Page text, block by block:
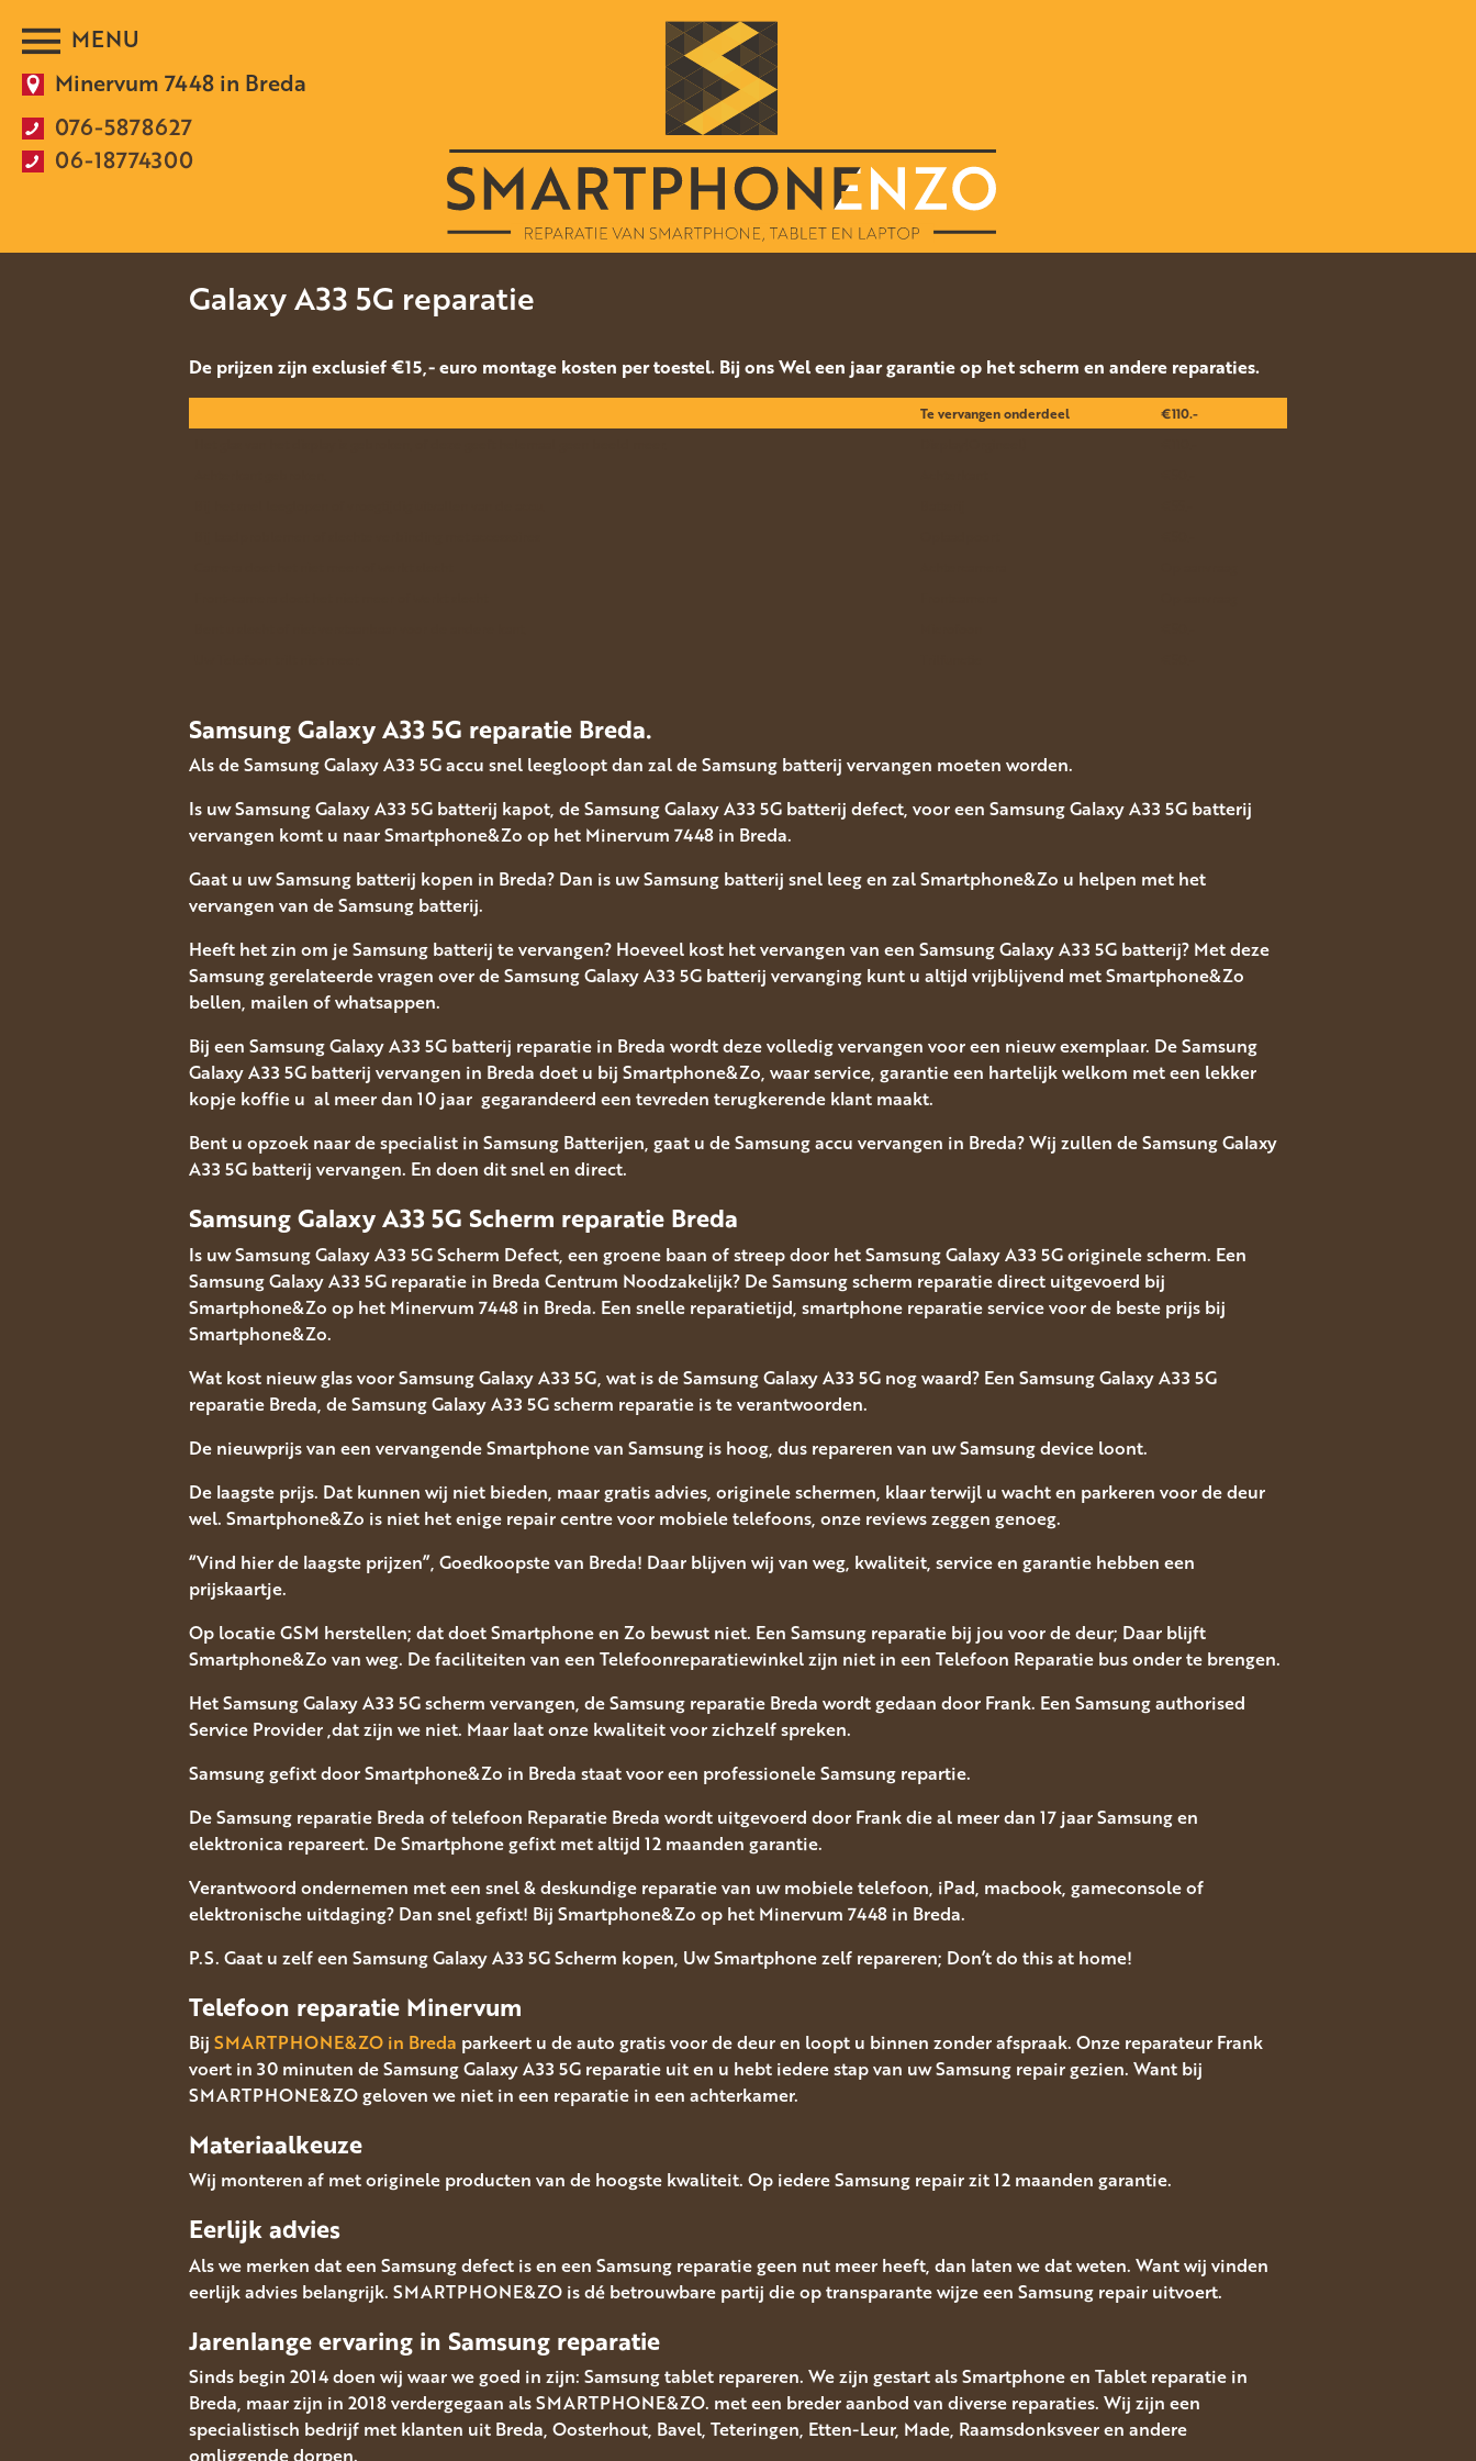
Minervum 7448 in Breda
076-5878627
06-18774300
Galaxy A33 5G reparatie
De prijzen zijn exclusief €15,- euro montage kosten per toestel. Bij ons Wel een jaar garantie op het scherm en andere reparaties.
Te vervangen onderdeel
€110.-
Samsung Galaxy A33 5G reparatie Breda.
Als de Samsung Galaxy A33 5G accu snel leegloopt dan zal de Samsung batterij vervangen moeten worden.
Is uw Samsung Galaxy A33 5G batterij kapot, de Samsung Galaxy A33 5G batterij defect, voor een Samsung Galaxy A33 5G batterij
vervangen komt u naar Smartphone&Zo op het Minervum 7448 in Breda.
Gaat u uw Samsung batterij kopen in Breda? Dan is uw Samsung batterij snel leeg en zal Smartphone&Zo u helpen met het
vervangen van de Samsung batterij.
Heeft het zin om je Samsung batterij te vervangen? Hoeveel kost het vervangen van een Samsung Galaxy A33 5G batterij? Met deze
Samsung gerelateerde vragen over de Samsung Galaxy A33 5G batterij vervanging kunt u altijd vrijblijvend met Smartphone&Zo
bellen, mailen of whatsappen.
Bij een Samsung Galaxy A33 5G batterij reparatie in Breda wordt deze volledig vervangen voor een nieuw exemplaar. De Samsung
Galaxy A33 5G batterij vervangen in Breda doet u bij Smartphone&Zo, waar service, garantie een hartelijk welkom met een lekker
kopje koffie u al meer dan 10 jaar gegarandeerd een tevreden terugkerende klant maakt.
Bent u opzoek naar de specialist in Samsung Batterijen, gaat u de Samsung accu vervangen in Breda? Wij zullen de Samsung Galaxy
A33 5G batterij vervangen. En doen dit snel en direct.
Samsung Galaxy A33 5G Scherm reparatie Breda
Is uw Samsung Galaxy A33 5G Scherm Defect, een groene baan of streep door het Samsung Galaxy A33 5G originele scherm. Een
Samsung Galaxy A33 5G reparatie in Breda Centrum Noodzakelijk? De Samsung scherm reparatie direct uitgevoerd bij
Smartphone&Zo op het Minervum 7448 in Breda. Een snelle reparatietijd, smartphone reparatie service voor de beste prijs bij
Smartphone&Zo.
Wat kost nieuw glas voor Samsung Galaxy A33 5G, wat is de Samsung Galaxy A33 5G nog waard? Een Samsung Galaxy A33 5G
reparatie Breda, de Samsung Galaxy A33 5G scherm reparatie is te verantwoorden.
De nieuwprijs van een vervangende Smartphone van Samsung is hoog, dus repareren van uw Samsung device loont.
De laagste prijs. Dat kunnen wij niet bieden, maar gratis advies, originele schermen, klaar terwijl u wacht en parkeren voor de deur
wel. Smartphone&Zo is niet het enige repair centre voor mobiele telefoons, onze reviews zeggen genoeg.
“Vind hier de laagste prijzen”, Goedkoopste van Breda! Daar blijven wij van weg, kwaliteit, service en garantie hebben een
prijskaartje.
Op locatie GSM herstellen; dat doet Smartphone en Zo bewust niet. Een Samsung reparatie bij jou voor de deur; Daar blijft
Smartphone&Zo van weg. De faciliteiten van een Telefoonreparatiewinkel zijn niet in een Telefoon Reparatie bus onder te brengen.
Het Samsung Galaxy A33 5G scherm vervangen, de Samsung reparatie Breda wordt gedaan door Frank. Een Samsung authorised
Service Provider ,dat zijn we niet. Maar laat onze kwaliteit voor zichzelf spreken.
Samsung gefixt door Smartphone&Zo in Breda staat voor een professionele Samsung repartie.
De Samsung reparatie Breda of telefoon Reparatie Breda wordt uitgevoerd door Frank die al meer dan 17 jaar Samsung en
elektronica repareert. De Smartphone gefixt met altijd 12 maanden garantie.
Verantwoord ondernemen met een snel & deskundige reparatie van uw mobiele telefoon, iPad, macbook, gameconsole of
elektronische uitdaging? Dan snel gefixt! Bij Smartphone&Zo op het Minervum 7448 in Breda.
P.S. Gaat u zelf een Samsung Galaxy A33 5G Scherm kopen, Uw Smartphone zelf repareren; Don’t do this at home!
Telefoon reparatie Minervum
Bij SMARTPHONE&ZO in Breda parkeert u de auto gratis voor de deur en loopt u binnen zonder afspraak. Onze reparateur Frank
voert in 30 minuten de Samsung Galaxy A33 5G reparatie uit en u hebt iedere stap van uw Samsung repair gezien. Want bij
SMARTPHONE&ZO geloven we niet in een reparatie in een achterkamer.
Materiaalkeuze
Wij monteren af met originele producten van de hoogste kwaliteit. Op iedere Samsung repair zit 12 maanden garantie.
Eerlijk advies
Als we merken dat een Samsung defect is en een Samsung reparatie geen nut meer heeft, dan laten we dat weten. Want wij vinden
eerlijk advies belangrijk. SMARTPHONE&ZO is dé betrouwbare partij die op transparante wijze een Samsung repair uitvoert.
Jarenlange ervaring in Samsung reparatie
Sinds begin 2014 doen wij waar we goed in zijn: Samsung tablet repareren. We zijn gestart als Smartphone en Tablet reparatie in
Breda, maar zijn in 2018 verdergegaan als SMARTPHONE&ZO. met een breder aanbod van diverse reparaties. Wij zijn een
specialistisch bedrijf met klanten uit Breda, Oosterhout, Bavel, Teteringen, Etten-Leur, Made, Raamsdonksveer en andere